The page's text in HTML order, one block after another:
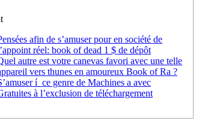
afin de s’amuser pour en société de
réel: book of dead 1 $ de dépôt
autre est votre canevas favori avec une telle
vers thunes en amoureux Book of Ra ?
í ce genre de Machines a avec
à l’exclusion de téléchargement